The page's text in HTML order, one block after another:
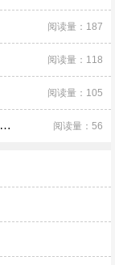
阅读量：187
阅读量：118
阅读量：105
干挂面怎么做焖面不粘 具体干挂面做焖面不粘的方法 阅读量：56